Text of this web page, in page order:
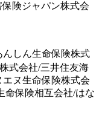
険ジャパン株式会
しん生命保険株式
式会社/三井住友海
ヌ生命保険株式会
命保険相互会社/はな